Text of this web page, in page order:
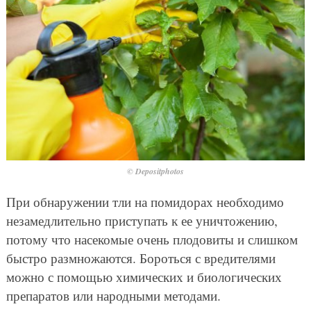
© Depositphotos
При обнаружении тли на помидорах необходимо
незамедлительно приступать к ее уничтожению,
потому что насекомые очень плодовиты и слишком
быстро размножаются. Бороться с вредителями
можно с помощью химических и биологических
препаратов или народными методами.